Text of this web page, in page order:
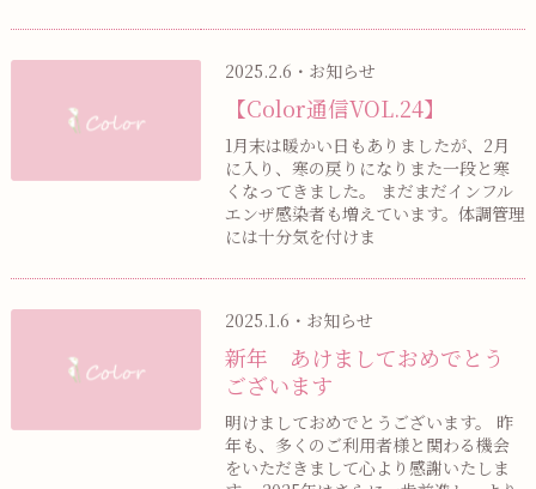
2025.2.6・お知らせ
【Color通信VOL.24】
1月末は暖かい日もありましたが、2月
に入り、寒の戻りになりまた一段と寒
くなってきました。 まだまだインフル
エンザ感染者も増えています。体調管理
には十分気を付けま
2025.1.6・お知らせ
新年 あけましておめでとう
ございます
明けましておめでとうございます。 昨
年も、多くのご利用者様と関わる機会
をいただきまして心より感謝いたしま